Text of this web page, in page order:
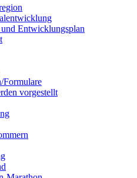
Entwicklungsplan
Formulare
vorgestellt